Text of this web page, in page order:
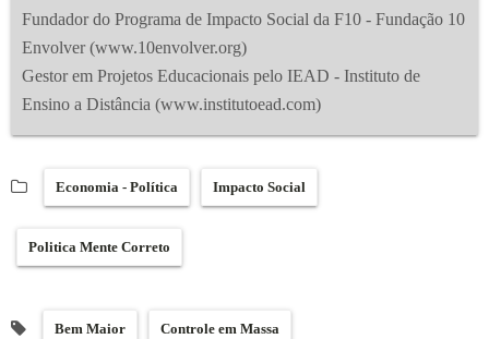
Fundador do Programa de Impacto Social da F10 - Fundação 10
Envolver (www.10envolver.org)
Gestor em Projetos Educacionais pelo IEAD - Instituto de
Ensino a Distância (www.institutoead.com)
Economia - Política Impacto Social
Politica Mente Correto
Bem Maior Controle em Massa